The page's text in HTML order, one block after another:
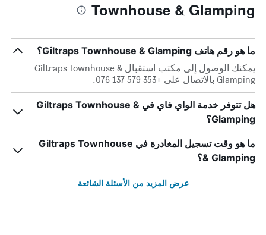
Townhouse & Glamping
ما هو رقم هاتف Giltraps Townhouse & Glamping؟
يمكنك الوصول إلى مكتب استقبال Giltraps Townhouse &
Glamping بالاتصال على +353 579 137 076.
هل تتوفر خدمة الواي فاي في Giltraps Townhouse &
Glamping؟
ما هو وقت تسجيل المغادرة في Giltraps Townhouse
& Glamping؟
عرض المزيد من الأسئلة الشائعة